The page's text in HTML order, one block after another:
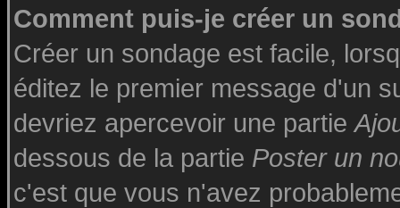
Comment puis-je créer un
Créer un sondage est facile,
éditez le premier message d'un
devriez apercevoir une partie
dessous de la partie Poster un
c'est que vous n'avez